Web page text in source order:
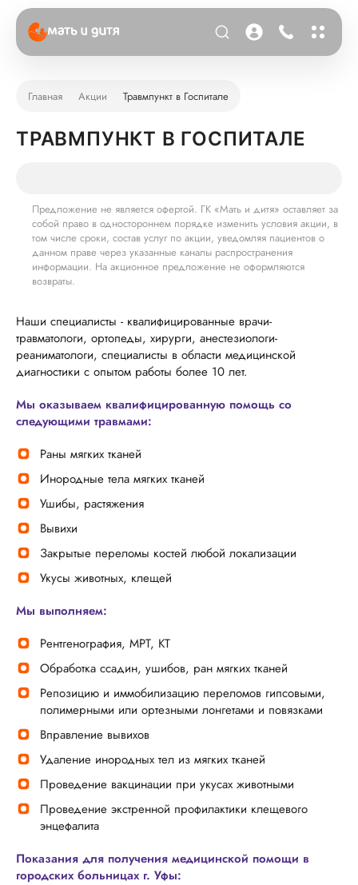
Главная Акции Травмпункт в Госпитале
ТРАВМПУНКТ В ГОСПИТАЛЕ
Наши специалисты - квалифицированные врачи-
травматологи, ортопеды, хирурги, анестезиологи-
реаниматологи, специалисты в области медицинской
диагностики с опытом работы более 10 лет.
Мы оказываем квалифицированную помощь со
следующими травмами:
Раны мягких тканей
Инородные тела мягких тканей
Ушибы, растяжения
Вывихи
Закрытые переломы костей любой локализации
Укусы животных, клещей
Мы выполняем:
Рентгенография, МРТ, КТ
Обработка ссадин, ушибов, ран мягких тканей
Репозицию и иммобилизацию переломов гипсовыми,
полимерными или ортезными лонгетами и повязками
Вправление вывихов
Удаление инородных тел из мягких тканей
Проведение вакцинации при укусах животными
Проведение экстренной профилактики клещевого
энцефалита
Показания для получения медицинской помощи в
городских больницах г. Уфы:
Предложение не является офертой. ГК «Мать и дитя» оставляет за
собой право в одностороннем порядке изменить условия акции, в
том числе сроки, состав услуг по акции, уведомляя пациентов о
данном праве через указанные каналы распространения
информации. На акционное предложение не оформляются
возвраты.